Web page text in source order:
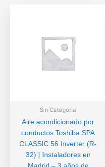
Sin Categoria
Aire acondicionado por
conductos Toshiba SPA
CLASSIC 56 Inverter (R-
32) | Instaladores en